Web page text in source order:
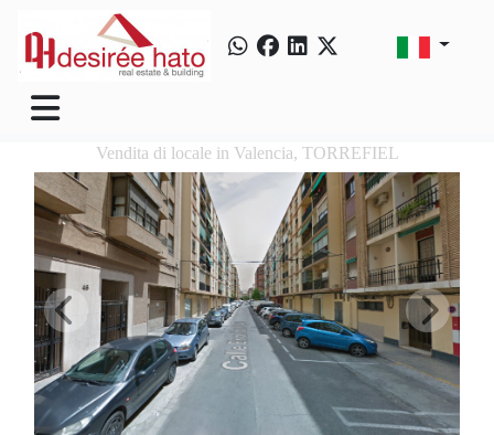
Vendita di locale in Valencia, TORREFIEL